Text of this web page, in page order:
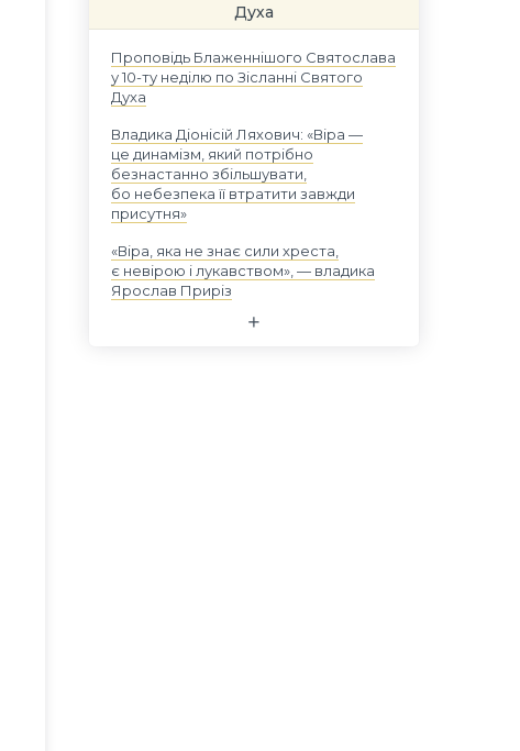
Духа
Проповідь Блаженнішого Святослава
у 10-ту неділю по Зісланні Святого
Духа
Владика Діонісій Ляхович: «Віра —
це динамізм, який потрібно
безнастанно збільшувати,
бо небезпека її втратити завжди
присутня»
«Віра, яка не знає сили хреста,
є невірою і лукавством», — владика
Ярослав Приріз